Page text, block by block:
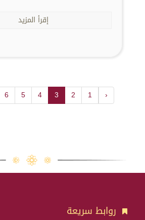
إقرأ المزيد
‹
1
2
3
4
5
6
روابط سريعة